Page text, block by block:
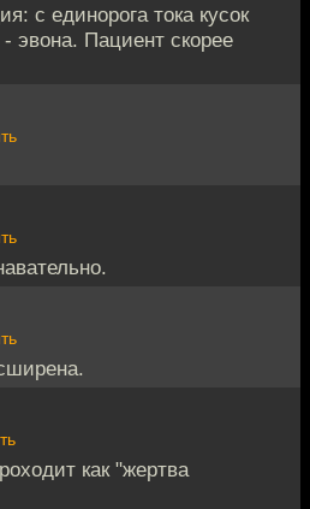
с единорога тока кусок
эвона. Пациент скорее
как "жертва